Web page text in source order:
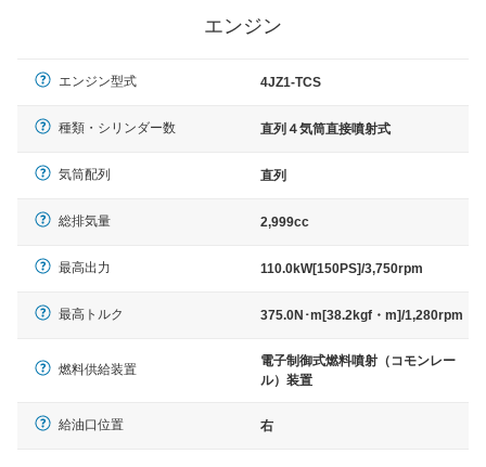
エンジン
エンジン型式 4JZ1-TCS
種類・シリンダー数 直列４気筒直接噴射式
気筒配列 直列
総排気量 2,999cc
最高出力 110.0kW[150PS]/3,750rpm
最高トルク 375.0N･m[38.2kgf・m]/1,280rpm
燃料供給装置
電子制御式燃料噴射（コモンレー
ル）装置
給油口位置 右